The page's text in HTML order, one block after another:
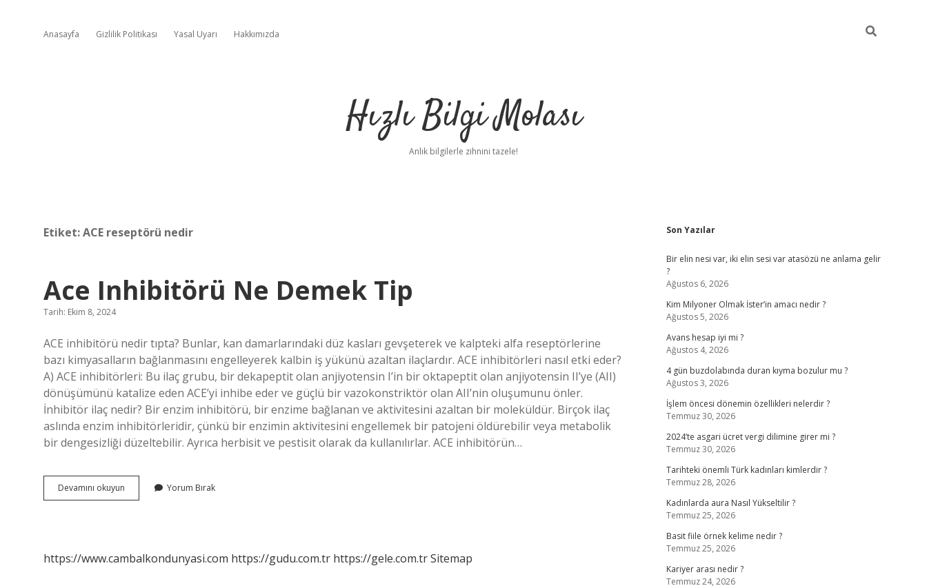
Anasayfa Gizlilik Politikası Yasal Uyarı Hakkımızda
Hızlı Bilgi Molası
Anlık bilgilerle zihnini tazele!
Etiket:ACE reseptörü nedir
Ace Inhibitörü Ne Demek Tip
Tarih: Ekim 8, 2024
ACE inhibitörü nedir tıpta? Bunlar, kan damarlarındaki düz kasları gevşeterek ve kalpteki alfa reseptörlerine
bazı kimyasalların bağlanmasını engelleyerek kalbin iş yükünü azaltan ilaçlardır. ACE inhibitörleri nasıl etki eder?
A) ACE inhibitörleri: Bu ilaç grubu, bir dekapeptit olan anjiyotensin I’in bir oktapeptit olan anjiyotensin II’ye (AII)
dönüşümünü katalize eden ACE’yi inhibe eder ve güçlü bir vazokonstriktör olan AII’nin oluşumunu önler.
İnhibitör ilaç nedir? Bir enzim inhibitörü, bir enzime bağlanan ve aktivitesini azaltan bir moleküldür. Birçok ilaç
aslında enzim inhibitörleridir, çünkü bir enzimin aktivitesini engellemek bir patojeni öldürebilir veya metabolik
bir dengesizliği düzeltebilir. Ayrıca herbisit ve pestisit olarak da kullanılırlar. ACE inhibitörün…
Devamını okuyun
Inhibitörü
Yorum Bırak
https://www.cambalkondunyasi.com https://gudu.com.tr https://gele.com.trSitemap
Sidebar
Son Yazılar
Bir elin nesi var, iki elin sesi var atasözü ne anlama gelir
?
Ağustos 6, 2026
Kim Milyoner Olmak İster’in amacı nedir ?
Ağustos 5, 2026
Avans hesap iyi mi ?
Ağustos 4, 2026
4 gün buzdolabında duran kıyma bozulur mu ?
Ağustos 3, 2026
İşlem öncesi dönemin özellikleri nelerdir ?
Temmuz 30, 2026
2024’te asgari ücret vergi dilimine girer mi ?
Temmuz 30, 2026
Tarihteki önemli Türk kadınları kimlerdir ?
Temmuz 28, 2026
Kadınlarda aura Nasıl Yükseltilir ?
Temmuz 25, 2026
Basit fiile örnek kelime nedir ?
Temmuz 25, 2026
Kariyer arası nedir ?
Temmuz 24, 2026